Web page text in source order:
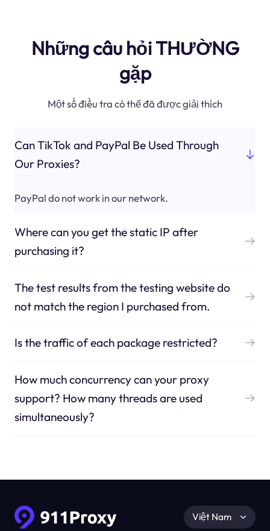
Những câu hỏi THƯỜNG
gặp
Một số điều tra có thể đã được giải thích
Can TikTok and PayPal Be Used Through
Our Proxies?
PayPal do not work in our network.
Where can you get the static IP after
purchasing it?
The test results from the testing website do
not match the region I purchased from.
Is the traffic of each package restricted?
How much concurrency can your proxy
support? How many threads are used
simultaneously?
Việt Nam